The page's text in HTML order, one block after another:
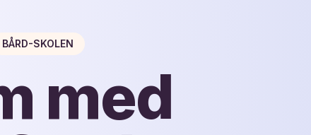
BÅRD-SKOLEN
med